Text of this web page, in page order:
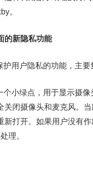
。
的新隐私功能
用户隐私的功能，主
小绿点，用于显示摄
关闭摄像头和麦克风。
新打开。如果用户没有
理。